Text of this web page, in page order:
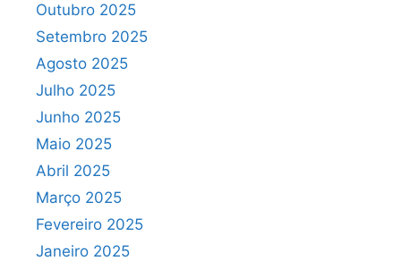
Outubro 2025
Setembro 2025
Agosto 2025
Julho 2025
Junho 2025
Maio 2025
Abril 2025
Março 2025
Fevereiro 2025
Janeiro 2025